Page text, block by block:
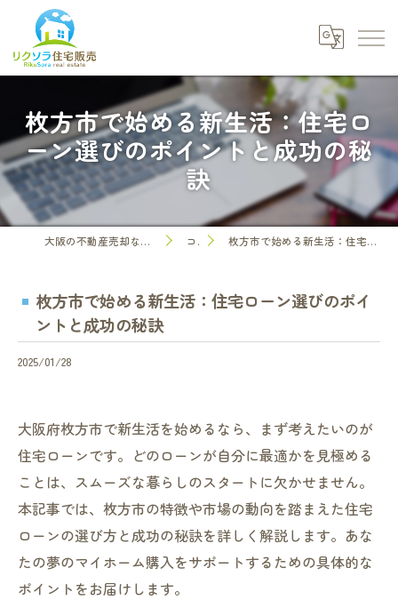
枚方市で始める新生活：住宅ロ
ーン選びのポイントと成功の秘
訣
大阪の不動産売却なら株式会社リクソラ住宅販売 コラム 枚方市で始める新生活：住宅ローン選びのポイントと成功の秘訣
枚方市で始める新生活：住宅ローン選びのポイ
ントと成功の秘訣
2025/01/28
大阪府枚方市で新生活を始めるなら、まず考えたいのが
住宅ローンです。どのローンが自分に最適かを見極める
ことは、スムーズな暮らしのスタートに欠かせません。
本記事では、枚方市の特徴や市場の動向を踏まえた住宅
ローンの選び方と成功の秘訣を詳しく解説します。あな
たの夢のマイホーム購入をサポートするための具体的な
ポイントをお届けします。